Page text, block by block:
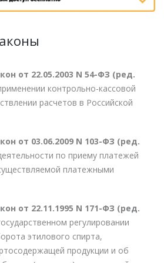
от 22.05.2003 N 54-ФЗ (ред.
контрольно-кассовой
расчетов в Российской
от 03.06.2009 N 103-ФЗ (ред.
по приему платежей
платежными
от 22.11.1995 N 171-ФЗ (ред.
регулировании
этилового спирта,
продукции и об